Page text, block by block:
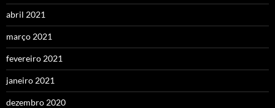
abril 2021
março 2021
fevereiro 2021
janeiro 2021
dezembro 2020